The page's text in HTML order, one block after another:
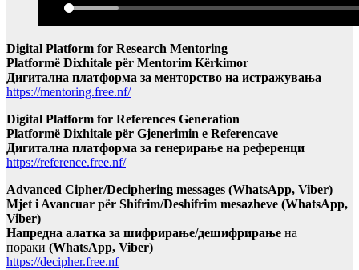
Digital Platform for Research Mentoring
Platformë Dixhitale për Mentorim Kërkimor
Дигитална платформа за менторство на истражувања
https://mentoring.free.nf/
Digital Platform for References Generation
Platformë Dixhitale për Gjenerimin e Referencave
Дигитална платформа за генерирање на референци
https://reference.free.nf/
Advanced Cipher/Deciphering messages (WhatsApp, Viber)
Mjet i Avancuar për Shifrim/Deshifrim mesazheve (WhatsApp,
Viber)
Напредна алатка за шифрирање/дешифрирање на
пораки (WhatsApp, Viber)
https://decipher.free.nf